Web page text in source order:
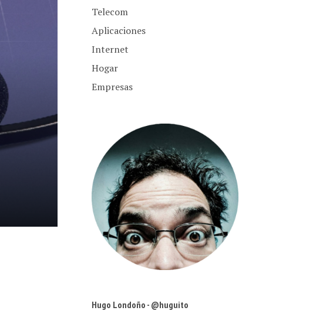
Telecom
Aplicaciones
Internet
Hogar
Empresas
Hugo Londoño - @huguito